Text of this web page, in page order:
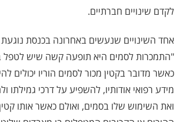
לקדם שינויים חברתיים.
אחד השינויים שנעשים באחרונה בכנסת
"התמכרות לסמים היא תופעה קשה שיש לטפל
כאשר מדובר בקטין מכור לסמים הוריו יכולים
מידע רפואי אודותיו, להשפיע על דרכי גמילתו
ואת השימוש שלו בסמים, ואולם כאשר אותו